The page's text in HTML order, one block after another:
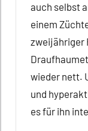
auch selbst
einem
zweijähriger
wieder nett.
und
es für ihn